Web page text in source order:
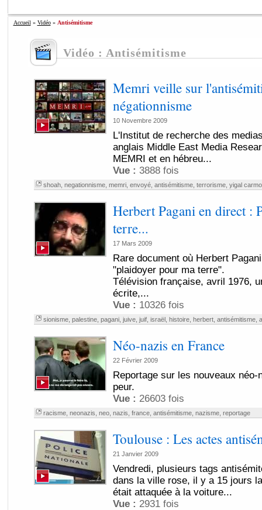
Accueil » Vidéo» Antisémitisme
Vidéo : Antisémitisme
Memri veille sur
négationnisme
10 Novembre 2009
L'Institut de recherche des
anglais Middle East Media
MEMRI et en hébreu...
Vue : 3888 fois
shoah, negationnisme, memri, envoyé, antisémitisme, terrorisme, yigal
Herbert Pagani en direct :
terre...
17 Mars 2009
Rare document où Herbert
"plaidoyer pour ma terre".
Télévision française, avril 1976,
écrite,...
Vue : 10326 fois
sionisme, palestine, pagani, juive, juif, israël, histoire, herbert, antisémitisme,
Néo-nazis en France
22 Février 2009
Reportage sur les nouveaux
peur.
Vue : 26603 fois
racisme, neonazis neo, nazis france, antisémitisme, nazisme, reportage
Toulouse : Les actes
21 Janvier 2009
Vendredi, plusieurs tags
dans la ville rose, il y a 15 jours
était attaquée à la voiture...
Vue : 2931 fois